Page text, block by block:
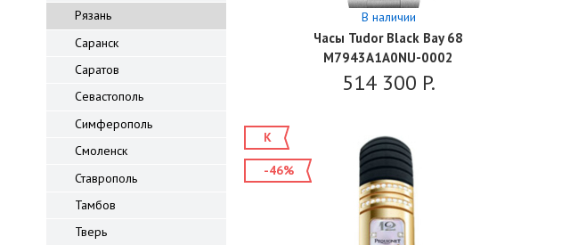
Рязань
Саранск
Саратов
Севастополь
Симферополь
Смоленск
Ставрополь
Тамбов
Тверь
В наличии
Часы Tudor Black Bay 68
M7943A1A0NU-0002
514 300 P.
К
-46%